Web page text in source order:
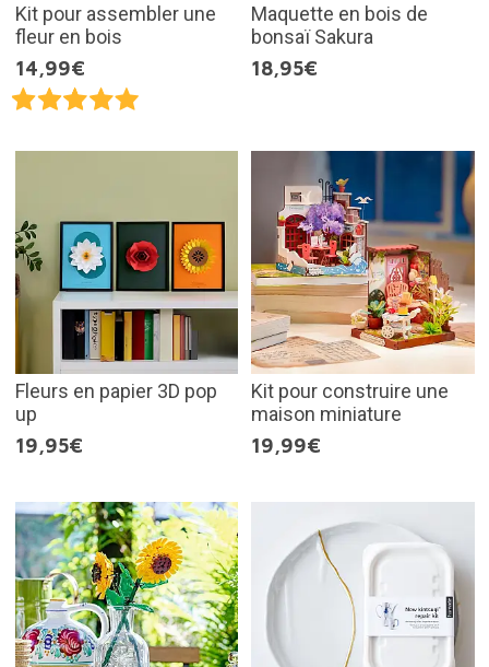
Kit pour assembler une
fleur en bois
14,99€
Maquette en bois de
bonsaï Sakura
18,95€
Fleurs en papier 3D pop
up
19,95€
Kit pour construire une
maison miniature
19,99€